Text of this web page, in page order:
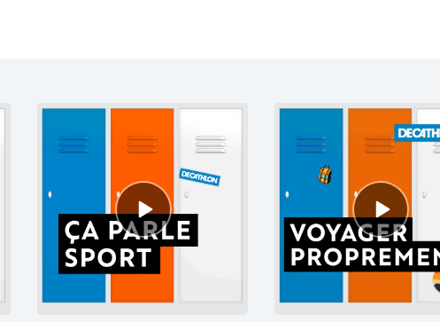
Episode
play
icon
Episode
play
icon